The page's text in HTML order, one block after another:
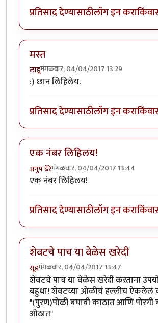
प्रतिसाद देण्यासाठीलॉग इन कराकिंवा
मस्त
लाडूमंगळवार, 04/04/2017 13:29
:) छान लिहिलेय.
प्रतिसाद देण्यासाठीलॉग इन कराकिंवा
एक नंबर लिहिलय!
अनुप ढेरेमंगळवार, 04/04/2017 13:44
एक नंबर लिहिलय!
प्रतिसाद देण्यासाठीलॉग इन कराकिंवा
शेवटचे पाच या वेळेस खरेदी
सूडमंगळवार, 04/04/2017 13:47
शेवटचे पाच या वेळेस खरेदी करताना
बहुधा! शेवटच्या ओळीचं हल्लीच ऐकलेलं
"(पुरण)पोळी बघावी काठात आणि पोरगी
ओठात"